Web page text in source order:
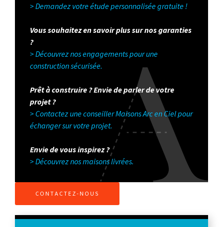
> Demandez votre étude personnalisée gratuite !
Vous souhaitez en savoir plus sur nos garanties
?
> Découvrez nos engagements pour une
construction sécurisée.
Prêt à construire ? Envie de parler de votre
projet ?
> Contactez une conseiller Maisons Arc en Ciel pour
échanger sur votre projet.
Envie de vous inspirez ?
> Découvrez nos maisons livrées.
CONTACTEZ-NOUS